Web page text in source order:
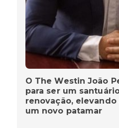
O The Westin João
para ser um
renovação,
um novo patamar